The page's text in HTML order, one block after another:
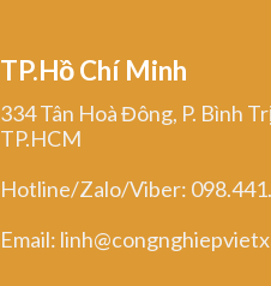
TP.Hồ Chí Minh
334 Tân Hoà Đông, P. Bình
TP.HCM
Hotline/Zalo/Viber:
Email: